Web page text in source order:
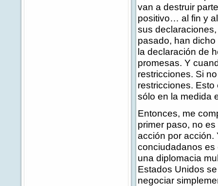
van a destruir
positivo… al fin y
sus
pasado, han
la declaración de
promesas. Y
restricciones. Si
restricciones.
sólo en la medida
Entonces, me
primer paso, no
acción por acción.
conciudadanos es
una diplomacia
Estados Unidos
negociar